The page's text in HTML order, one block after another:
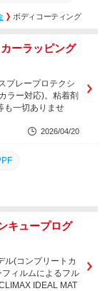
ボディコーティング
ーラッピング
プレープロテクシ
ラー対応)。粘着剤
も一切ありませ
2026/04/20
ム
ルラッピング
ョンフィルム
ンフィルム
キュープログ
ル(コンプリートカ
ィルムによるフル
IDEAL MAT